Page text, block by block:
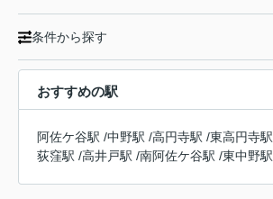
条件から探す
おすすめの駅
阿佐ケ谷駅 /中野駅 /高円寺駅 /東高円寺駅
荻窪駅 /高井戸駅 /南阿佐ケ谷駅 /東中野駅